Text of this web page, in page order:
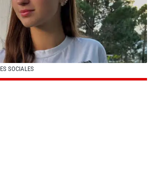
SOCIALES